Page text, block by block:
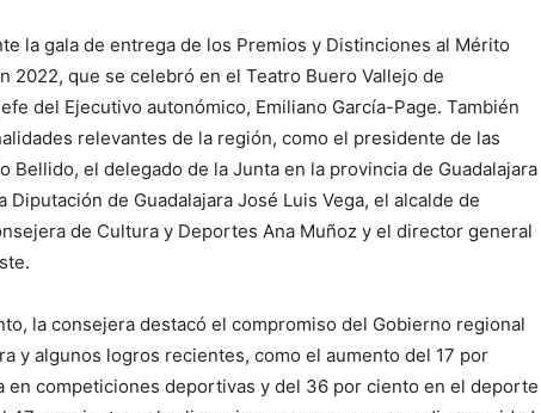
la gala de entrega de los Premios y Distinciones al Mérito
2022, que se celebró en el Teatro Buero Vallejo de
del Ejecutivo autonómico, Emiliano García-Page. También
relevantes de la región, como el presidente de las
Bellido, el delegado de la Junta en la provincia de Guadalajara
de Guadalajara José Luis Vega, el alcalde de
de Cultura y Deportes Ana Muñoz y el director general
la consejera destacó el compromiso del Gobierno regional
y algunos logros recientes, como el aumento del 17 por
en competiciones deportivas y del 36 por ciento en el deporte